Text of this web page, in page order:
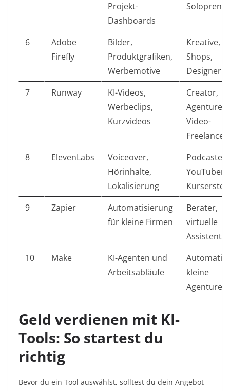
Projekt-
Dashboards
6
Adobe
Firefly
Bilder,
Produktgrafiken,
Werbemotive
Kreative,
Shops,
Designer
7
Runway
KI-Videos,
Werbeclips,
Kurzvideos
Creator,
Agenturen,
Video-
Freelancer
8
ElevenLabs
Voiceover,
Hörinhalte,
Lokalisierung
Podcaster,
YouTuber,
9
Zapier
Automatisierung
für kleine Firmen
Berater,
virtuelle
10
Make
KI-Agenten und
Arbeitsabläufe
kleine
Agenturen
Geld verdienen mit KI-
Tools: So startest du
richtig
Bevor du ein Tool auswählst, solltest du dein Angebot